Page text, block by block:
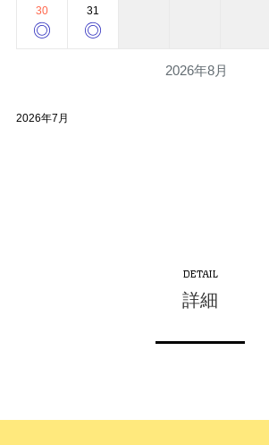
2026年8月
30
◎
31
◎
2026年7月
DETAIL
詳細